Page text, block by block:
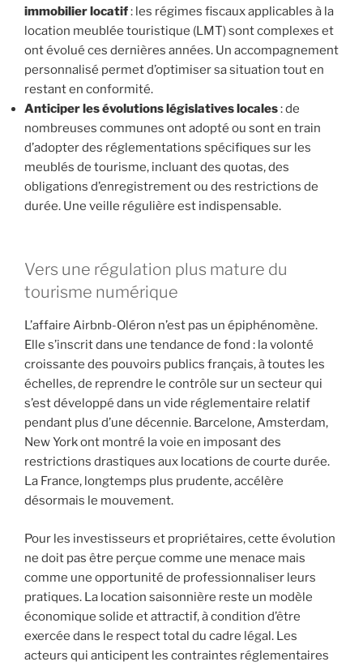
immobilier locatif: les régimes fiscaux applicables à la
location meublée touristique (LMT) sont complexes et
ont évolué ces dernières années. Un accompagnement
personnalisé permet d’optimiser sa situation tout en
restant en conformité.
Anticiper les évolutions législatives locales: de
nombreuses communes ont adopté ou sont en train
d’adopter des réglementations spécifiques sur les
meublés de tourisme, incluant des quotas, des
obligations d’enregistrement ou des restrictions de
durée. Une veille régulière est indispensable.
Vers une régulation plus mature du
tourisme numérique
L’affaire Airbnb-Oléron n’est pas un épiphénomène.
Elle s’inscrit dans une tendance de fond : la volonté
croissante des pouvoirs publics français, à toutes les
échelles, de reprendre le contrôle sur un secteur qui
s’est développé dans un vide réglementaire relatif
pendant plus d’une décennie. Barcelone, Amsterdam,
New York ont montré la voie en imposant des
restrictions drastiques aux locations de courte durée.
La France, longtemps plus prudente, accélère
désormais le mouvement.
Pour les investisseurs et propriétaires, cette évolution
ne doit pas être perçue comme une menace mais
comme une opportunité de professionnaliser leurs
pratiques. La location saisonnière reste un modèle
économique solide et attractif, à condition d’être
exercée dans le respect total du cadre légal. Les
acteurs qui anticipent les contraintes réglementaires